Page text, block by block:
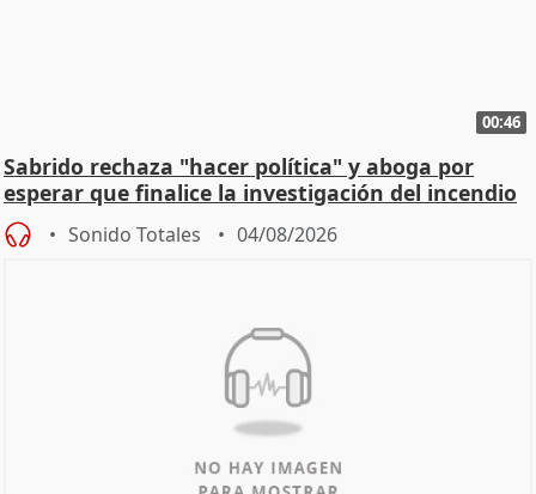
00:46
Sabrido rechaza "hacer política" y aboga por
esperar que finalice la investigación del incendio
Sonido Totales 04/08/2026